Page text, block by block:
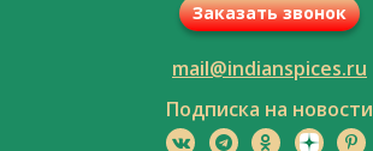
Заказать звонок
mail@indianspices.ru
Подписка на новости